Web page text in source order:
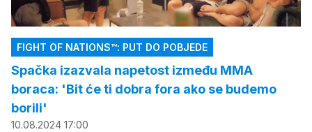
FIGHT OF NATIONS™: PUT DO POBJEDE
Spačka izazvala napetost između MMA
boraca: 'Bit će ti dobra fora ako se budemo
borili'
10.08.2024 17:00